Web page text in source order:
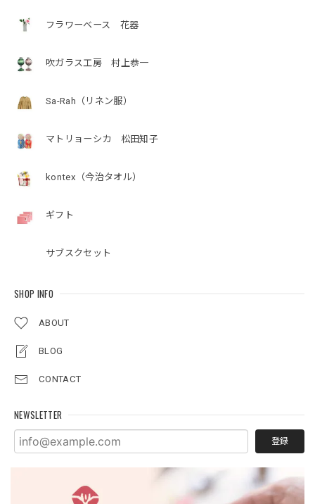
フラワーベース 花器
吹ガラス工房 村上恭一
Sa-Rah（リネン服）
マトリョーシカ 松田知子
kontex（今治タオル）
ギフト
サブスクセット
SHOP INFO
ABOUT
BLOG
CONTACT
NEWSLETTER
登録